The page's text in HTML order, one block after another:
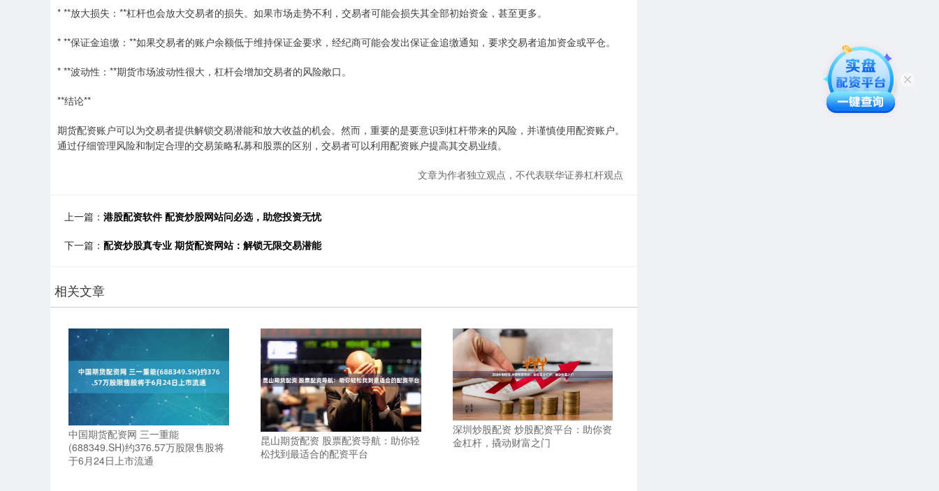
* **放大损失：**杠杆也会放大交易者的损失。如果市场走势不利，交易者可能会损失其全部初始资金，甚至更多。
* **保证金追缴：**如果交易者的账户余额低于维持保证金要求，经纪商可能会发出保证金追缴通知，要求交易者追加资金或平仓。
* **波动性：**期货市场波动性很大，杠杆会增加交易者的风险敞口。
**结论**
期货配资账户可以为交易者提供解锁交易潜能和放大收益的机会。然而，重要的是要意识到杠杆带来的风险，并谨慎使用配资账户。
通过仔细管理风险和制定合理的交易策略私募和股票的区别，交易者可以利用配资账户提高其交易业绩。
文章为作者独立观点，不代表联华证券杠杆观点
上一篇： 港股配资软件 配资炒股网站问必选，助您投资无忧
下一篇： 配资炒股真专业 期货配资网站：解锁无限交易潜能
相关文章
中国期货配资网 三一重能
(688349.SH)约376.57万股限售股将
于6月24日上市流通
昆山期货配资 股票配资导航：助你轻
松找到最适合的配资平台
深圳炒股配资 炒股配资平台：助你资
金杠杆，撬动财富之门